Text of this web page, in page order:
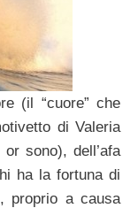
(il “cuore” che
di Valeria
sono), dell’afa
ha la fortuna di
proprio a causa